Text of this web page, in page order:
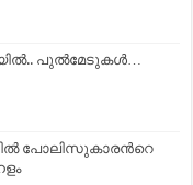
പുൽമേടുകൾ…
പോലിസുകാരന്‍റെ